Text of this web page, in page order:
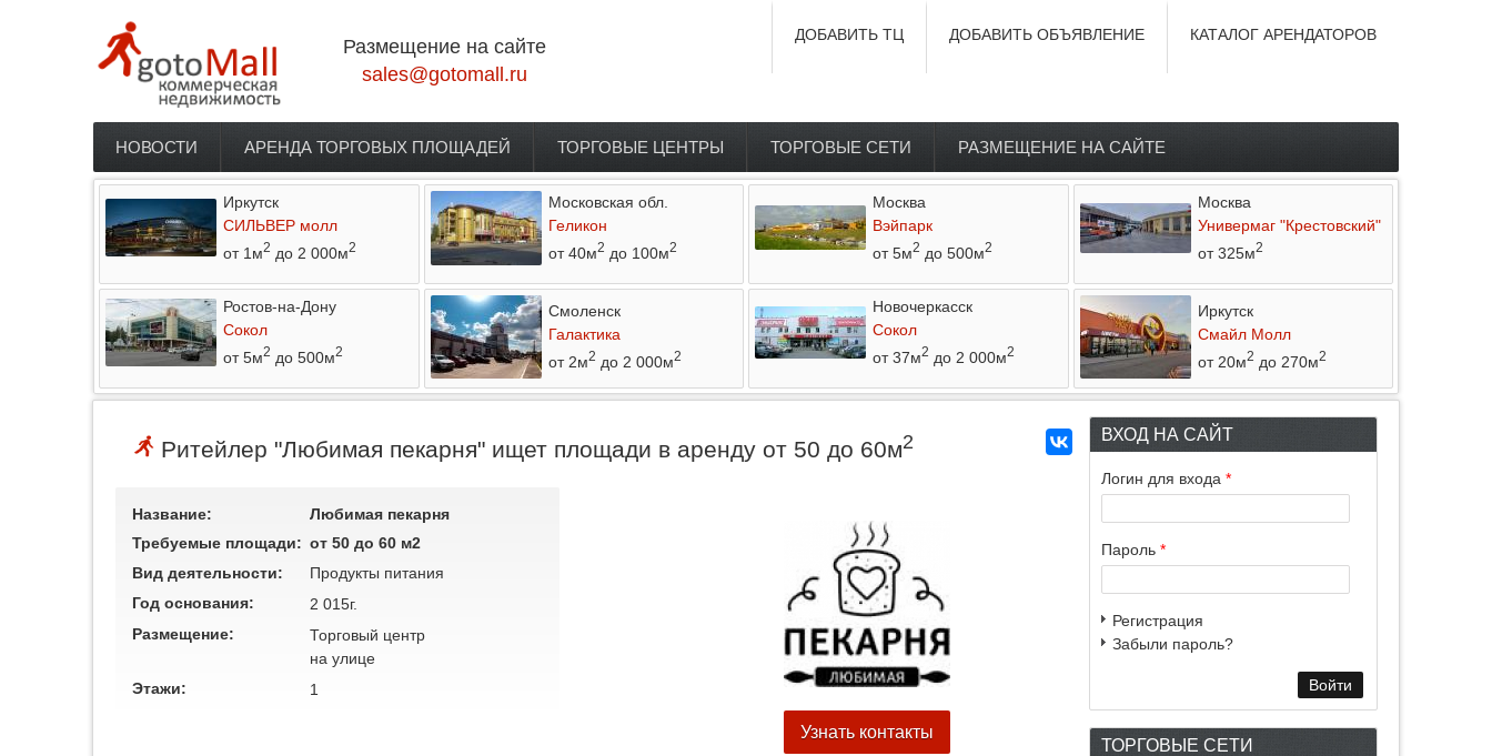
Размещение на сайте
sales@gotomall.ru
КАТАЛОГ АРЕНДАТОРОВ
ДОБАВИТЬ ОБЪЯВЛЕНИЕ
ДОБАВИТЬ ТЦ
Главное меню
НОВОСТИ АРЕНДА ТОРГОВЫХ ПЛОЩАДЕЙ ТОРГОВЫЕ ЦЕНТРЫ ТОРГОВЫЕ СЕТИ РАЗМЕЩЕНИЕ НА САЙТЕ
Иркутск
СИЛЬВЕР молл
от 1м2 до 2 000м2
Московская обл.
Геликон
от 40м2 до 100м2
Москва
Вэйпарк
от 5м2 до 500м2
Москва
Универмаг "Крестовский"
от 325м2
Ростов-на-Дону
Сокол
от 5м2 до 500м2
Смоленск
Галактика
от 2м2 до 2 000м2
Новочеркасск
Сокол
от 37м2 до 2 000м2
Иркутск
Смайл Молл
от 20м2 до 270м2
Ритейлер "Любимая пекарня" ищет площади в аренду от 50 до 60м2
Название:
Любимая пекарня
Требуемые площади: от 50 до 60 м2
Вид деятельности:
Продукты питания
Год основания:
2 015г.
Размещение:
Торговый центр
на улице
Этажи:
1
Узнать контакты
ВХОД НА САЙТ
Логин для входа *
Пароль *
Регистрация
Забыли пароль?
ТОРГОВЫЕ СЕТИ